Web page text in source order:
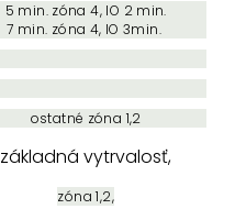
5 min. zóna 4, IO 2 min.
7 min. zóna 4, IO 3min.
ostatné zóna 1,2
základná vytrvalosť,
zóna 1,2,